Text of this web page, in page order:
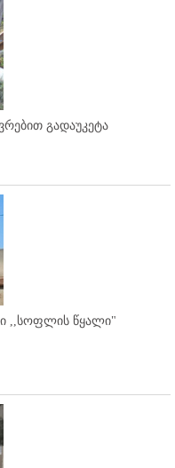
გადაუკეტა
,,სოფლის წყალი"